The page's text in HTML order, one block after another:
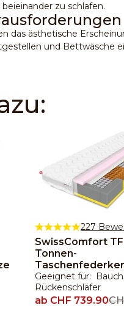
zu schlafen.
das ästhetische
und Bettwäsche
227
SwissComfort
Tonnen-
Geeignet für:
Rückenschläfer
Angebot
ab CHF 739.90